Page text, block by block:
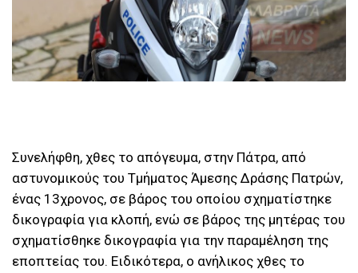
Συνελήφθη, χθες το απόγευμα, στην Πάτρα, από
αστυνομικούς του Τμήματος Άμεσης Δράσης Πατρών,
ένας 13χρονος, σε βάρος του οποίου σχηματίστηκε
δικογραφία για κλοπή, ενώ σε βάρος της μητέρας του
σχηματίσθηκε δικογραφία για την παραμέληση της
εποπτείας του. Ειδικότερα, ο ανήλικος χθες το